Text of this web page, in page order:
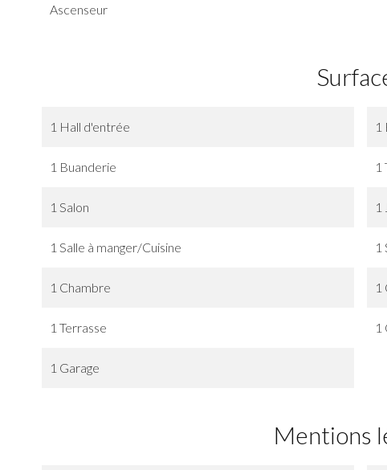
Ascenseur
1 Hall d'entrée 1
1 Buanderie 1
1 Salon 1
1 Salle à manger/Cuisine 1
1 Chambre 1
1 Terrasse 1
1 Garage
Mentions